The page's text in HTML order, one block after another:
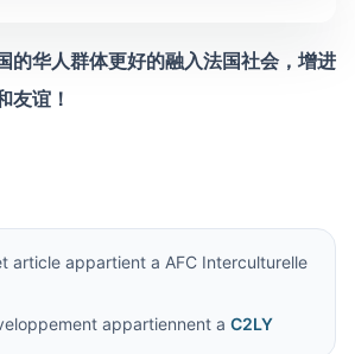
的华人群体更好的融入法国社会，增进
友谊！
article appartient a AFC Interculturelle
appartiennent a C2LY